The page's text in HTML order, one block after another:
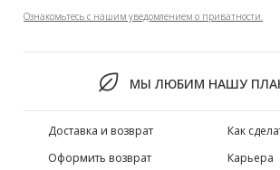
Ознакомьтесь с нашим уведомлением о приватности.
МЫ ЛЮБИМ НАШУ
Доставка и возврат
Оформить возврат
Как
Карьера